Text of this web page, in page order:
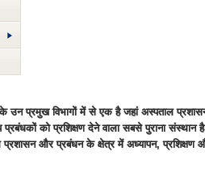
के उन प्रमुख विभागों में से एक है जहां अस्‍पताल
को प्रशिक्षण देने वाला सबसे पुराना संस्‍थान
और प्रबंधन के क्षेत्र में अध्‍यापन, प्रशिक्षण